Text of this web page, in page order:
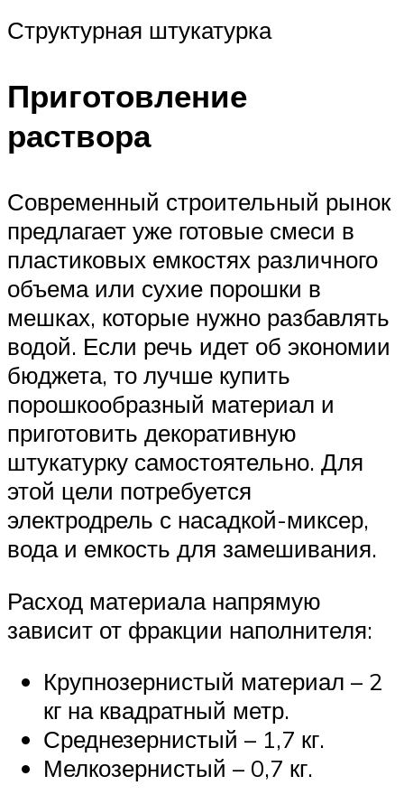
Структурная штукатурка
Приготовление
раствора
Современный строительный рынок
предлагает уже готовые смеси в
пластиковых емкостях различного
объема или сухие порошки в
мешках, которые нужно разбавлять
водой. Если речь идет об экономии
бюджета, то лучше купить
порошкообразный материал и
приготовить декоративную
штукатурку самостоятельно. Для
этой цели потребуется
электродрель с насадкой-миксер,
вода и емкость для замешивания.
Расход материала напрямую
зависит от фракции наполнителя:
Крупнозернистый материал – 2
кг на квадратный метр.
Среднезернистый – 1,7 кг.
Мелкозернистый – 0,7 кг.